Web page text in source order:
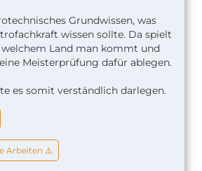
Grundwissen, was
wissen sollte. Da spielt
welchem Land man kommt und
Meisterprüfung dafür ablegen.
es somit verständlich darlegen.
Arbeiten ⚠️